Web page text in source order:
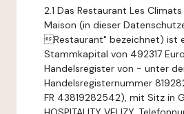
2.1 Das Restaurant Les
Maison (in dieser
Restaurant" bezeichnet) ist
Stammkapital von 492317
Handelsregister von - unter
Handelsregisternummer
FR 43819282542), mit Sitz in